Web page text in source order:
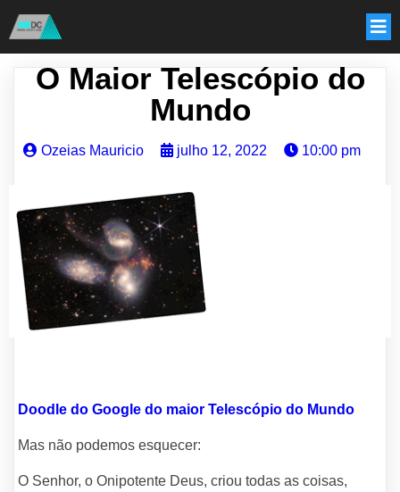
O Maior Telescópio do
Mundo
Ozeias Mauricio julho 12, 2022 10:00 pm
Doodle do Google do maior Telescópio do Mundo
Mas não podemos esquecer:
O Senhor, o Onipotente Deus, criou todas as coisas,